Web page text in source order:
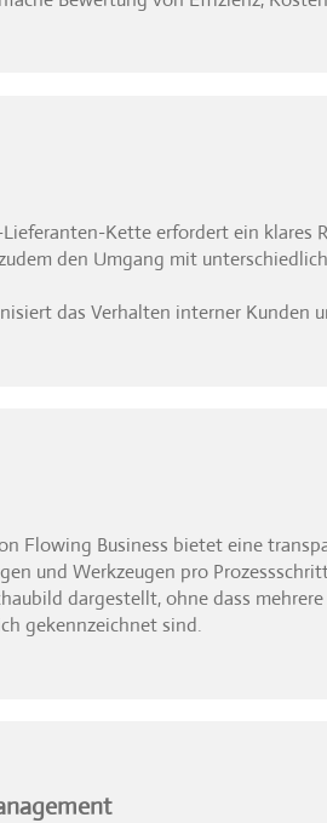
Kette erfordert ein klares
den Umgang mit
das Verhalten interner
Flowing Business bietet eine
und Werkzeugen pro
dargestellt, ohne dass
gekennzeichnet sind.